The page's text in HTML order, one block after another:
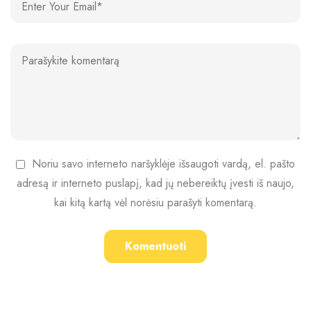
Noriu savo interneto naršyklėje išsaugoti vardą, el. pašto
adresą ir interneto puslapį, kad jų nebereiktų įvesti iš naujo,
kai kitą kartą vėl norėsiu parašyti komentarą.